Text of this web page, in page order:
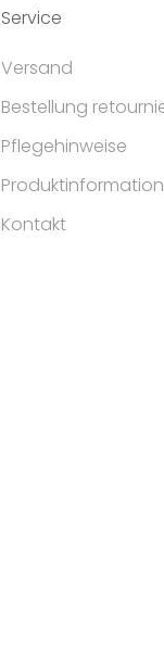
Service
Versand
Bestellung
Pflegehinweise
Kontakt